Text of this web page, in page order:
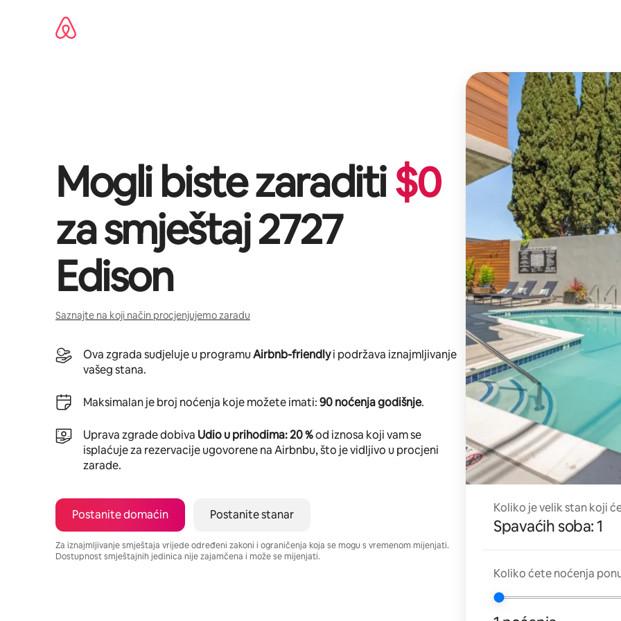
Mogli biste zaraditi$0
za smještaj2727
Edison
Saznajte na koji način procjenjujemo zaradu
Ova zgrada sudjeluje u programuAirbnb-friendlyi podržava iznajmljivanje
vašeg stana.
Maksimalan je broj noćenja koje možete imati:90 noćenja godišnje.
Uprava zgrade dobiva Udio u prihodima: 20 %od iznosa koji vam se
isplaćuje za rezervacije ugovorene na Airbnbu, što je vidljivo u procjeni
zarade.
Postanite domaćin Postanite stanar
Za iznajmljivanje smještaja vrijede određeni zakoni i ograničenja koja se mogu s vremenom mijenjati.
Dostupnost smještajnih jedinica nije zajamčena i može se mijenjati.
Koliko je velik stan koji
Spavaćih soba: 1
Koliko ćete noćenja